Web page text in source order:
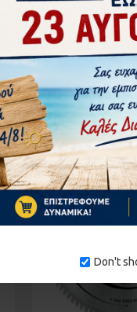
Don't
mm
125/C/CI/CIE/CIH/P,
P/PD/VS/VSP, GWS
CITH/CIEPX/INOX,
115/Z, GWS 8-125, GWS
1-10 ΗΜΈΡΕΣ